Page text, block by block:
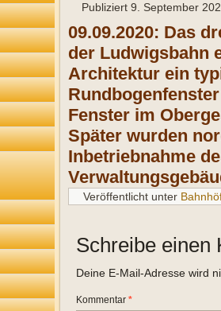
Publiziert 9. September
09.09.2020: Das
der Ludwigsbahn
Architektur ein
Fenster im
Später wurden
Inbetriebnahme
Veröffentlicht unter
Schreibe einen
Deine E-Mail-Adresse wird
Kommentar *